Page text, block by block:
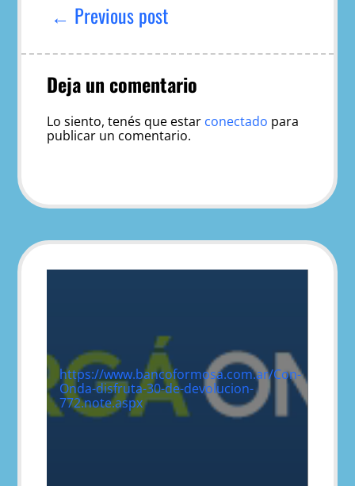
entradas
← Previous post
Deja un comentario
Lo siento, tenés que estar conectado para
publicar un comentario.
https://www.bancoformosa.com.ar/Con-
Onda-disfruta-30-de-devolucion-
772.note.aspx